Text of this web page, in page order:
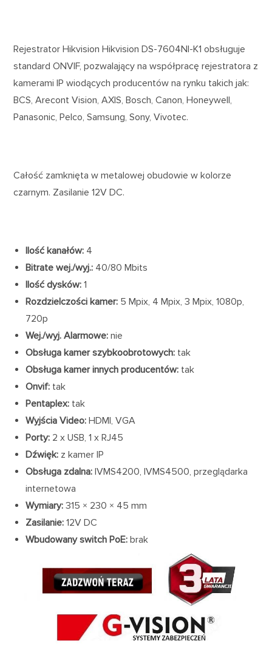
Rejestrator Hikvision Hikvision DS-7604NI-K1 obsługuje
standard ONVIF, pozwalający na współpracę rejestratora z
kamerami IP wiodących producentów na rynku takich jak:
BCS, Arecont Vision, AXIS, Bosch, Canon, Honeywell,
Panasonic, Pelco, Samsung, Sony, Vivotec.
Całość zamknięta w metalowej obudowie w kolorze
czarnym. Zasilanie 12V DC.
Ilość kanałów: 4
Bitrate wej./wyj.: 40/80 Mbits
Ilość dysków: 1
Rozdzielczości kamer: 5 Mpix, 4 Mpix, 3 Mpix, 1080p,
720p
Wej./wyj. Alarmowe: nie
Obsługa kamer szybkoobrotowych: tak
Obsługa kamer innych producentów: tak
Onvif: tak
Pentaplex: tak
Wyjścia Video: HDMI, VGA
Porty: 2 x USB, 1 x RJ45
Dźwięk: z kamer IP
Obsługa zdalna: IVMS4200, IVMS4500, przeglądarka
internetowa
Wymiary: 315 × 230 × 45 mm
Zasilanie: 12V DC
Wbudowany switch PoE: brak